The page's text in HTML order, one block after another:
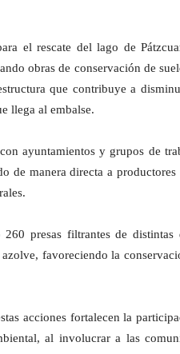
el rescate del lago de
obras de conservación de
que contribuye a
llega al embalse.
ayuntamientos y grupos de
de manera directa a
presas filtrantes de distintas
favoreciendo la
acciones fortalecen la
al involucrar a las